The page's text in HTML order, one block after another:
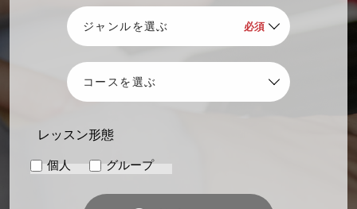
レッスン形態
個人 グループ